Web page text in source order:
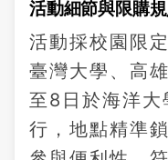
活動細節與限購
活動採校園限
臺灣大學、高
至8日於海洋大
行，地點精準